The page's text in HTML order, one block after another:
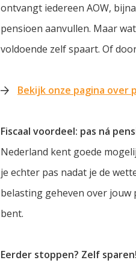
ontvangt iedereen AOW,
pensioen aanvullen. Maar
voldoende zelf spaart. Of
Bekijk onze pagina over
Fiscaal voordeel: pas ná
Nederland kent goede
je echter pas nadat je de
belasting geheven over jouw
bent.
Eerder stoppen? Zelf sparen!